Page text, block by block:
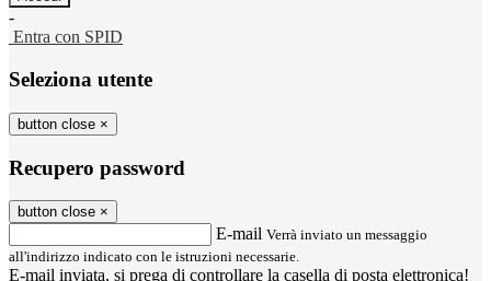
-
Entra con SPID
Seleziona utente
button close ×
Recupero password
button close ×
E-mail Verrà inviato un messaggio
all'indirizzo indicato con le istruzioni necessarie.
E-mail inviata, si prega di controllare la casella di posta elettronica!